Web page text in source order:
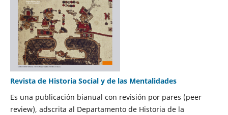
Revista de Historia Social y de las Mentalidades
Es una publicación bianual con revisión por pares (peer
review), adscrita al Departamento de Historia de la